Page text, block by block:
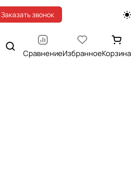
Заказать звонок
СравнениеИзбранноеКорзина